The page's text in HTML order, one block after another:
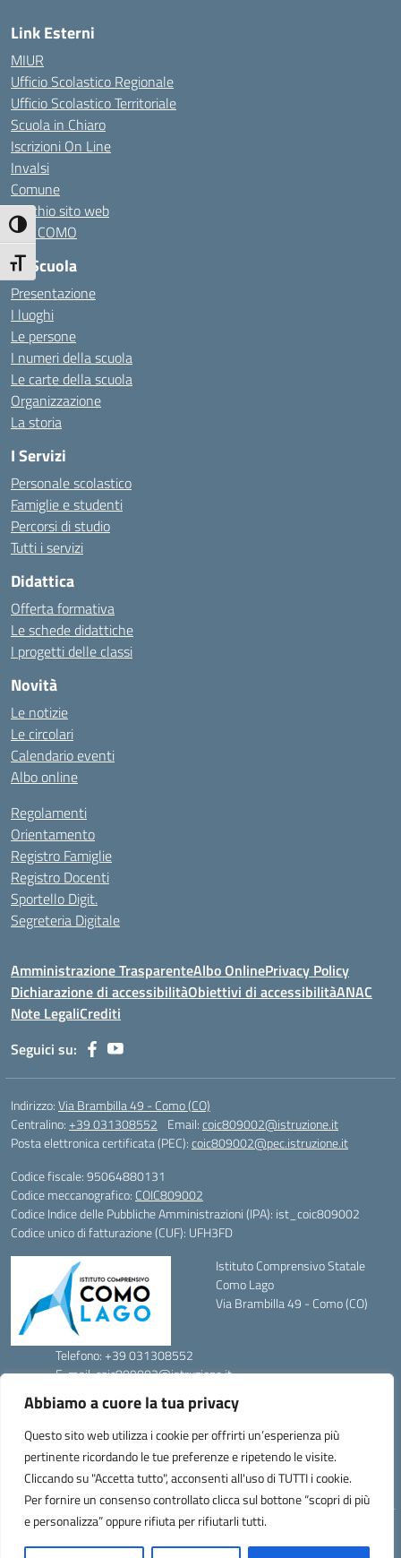
Abbiamo a cuore la tua privacy
Questo sito web utilizza i cookie per offrirti un’esperienza più
pertinente ricordando le tue preferenze e ripetendo le visite.
Cliccando su "Accetta tutto", acconsenti all'uso di TUTTI i cookie.
Per fornire un consenso controllato clicca sul bottone “scopri di più
e personalizza” oppure rifiuta per rifiutarli tutti.
Attiva/disattiva alto contrasto
Attiva/disattiva dimensione testo
Link Esterni
MIUR
Ufficio Scolastico Regionale
Ufficio Scolastico Territoriale
Scuola in Chiaro
Iscrizioni On Line
Invalsi
Comune
Vecchio sito web
CPL COMO
La Scuola
Presentazione
I luoghi
Le persone
I numeri della scuola
Le carte della scuola
Organizzazione
La storia
I Servizi
Personale scolastico
Famiglie e studenti
Percorsi di studio
Tutti i servizi
Didattica
Offerta formativa
Le schede didattiche
I progetti delle classi
Novità
Le notizie
Le circolari
Calendario eventi
Albo online
Regolamenti
Orientamento
Registro Famiglie
Registro Docenti
Sportello Digit.
Segreteria Digitale
Amministrazione TrasparenteAlbo OnlinePrivacy Policy
Dichiarazione di accessibilitàObiettivi di accessibilitàANAC
Note LegaliCrediti
Seguici su:
Indirizzo:Via Brambilla 49 - Como (CO)
Centralino:+39 031308552 Email:coic809002@istruzione.it
Posta elettronica certificata (PEC):coic809002@pec.istruzione.it
Codice fiscale: 95064880131
Codice meccanografico: COIC809002
Codice Indice delle Pubbliche Amministrazioni (IPA): ist_coic809002
Codice unico di fatturazione (CUF): UFH3FD
Istituto Comprensivo Statale
Como Lago
Via Brambilla 49 - Como (CO)
Telefono: +39 031308552
E-mail: coic809002@istruzione.it
PEC: coic809002@pec.istruzione.it
Codice Meccanografico: COIC809002
Codice Fiscale: 95064880131
FAX: 031301279